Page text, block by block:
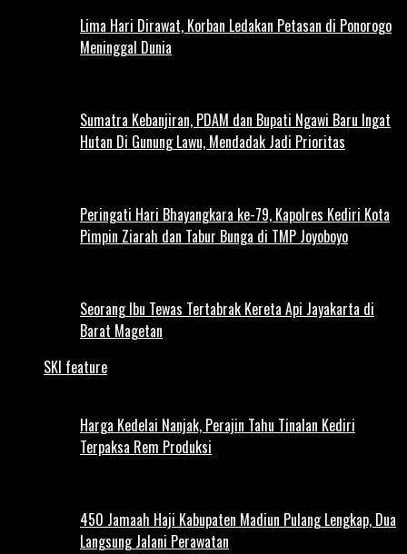
Lima Hari Dirawat, Korban Ledakan Petasan di Ponorogo
Meninggal Dunia
Sumatra Kebanjiran, PDAM dan Bupati Ngawi Baru Ingat
Hutan Di Gunung Lawu, Mendadak Jadi Prioritas
Peringati Hari Bhayangkara ke-79, Kapolres Kediri Kota
Pimpin Ziarah dan Tabur Bunga di TMP Joyoboyo
Seorang Ibu Tewas Tertabrak Kereta Api Jayakarta di
Barat Magetan
SKI feature
Harga Kedelai Nanjak, Perajin Tahu Tinalan Kediri
Terpaksa Rem Produksi
450 Jamaah Haji Kabupaten Madiun Pulang Lengkap, Dua
Langsung Jalani Perawatan